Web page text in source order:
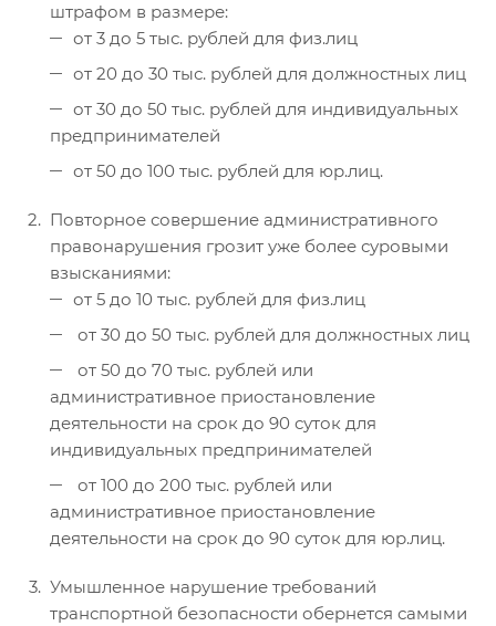
штрафом в размере:
от 3 до 5 тыс. рублей для физ.лиц
от 20 до 30 тыс. рублей для должностных лиц
от 30 до 50 тыс. рублей для индивидуальных
предпринимателей
от 50 до 100 тыс. рублей для юр.лиц.
Повторное совершение административного
правонарушения грозит уже более суровыми
взысканиями:
от 5 до 10 тыс. рублей для физ.лиц
от 30 до 50 тыс. рублей для должностных лиц
от 50 до 70 тыс. рублей или
административное приостановление
деятельности на срок до 90 суток для
индивидуальных предпринимателей
от 100 до 200 тыс. рублей или
административное приостановление
деятельности на срок до 90 суток для юр.лиц.
Умышленное нарушение требований
транспортной безопасности обернется самыми